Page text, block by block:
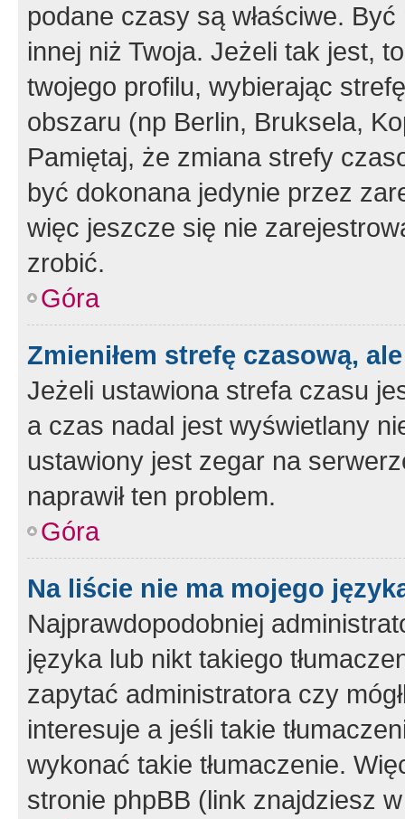
podane czasy są właściwe.
innej niż Twoja. Jeżeli tak jest,
twojego profilu, wybierając
obszaru (np Berlin, Bruksela,
Pamiętaj, że zmiana strefy
być dokonana jedynie przez
więc jeszcze się nie
zrobić.
Góra
Zmieniłem strefę czasową,
Jeżeli ustawiona strefa czasu
a czas nadal jest wyświetlany
ustawiony jest zegar na
naprawił ten problem.
Góra
Na liście nie ma mojego
Najprawdopodobniej
języka lub nikt takiego
zapytać administratora czy
interesuje a jeśli takie
wykonać takie tłumaczenie.
stronie phpBB (link znajdziesz